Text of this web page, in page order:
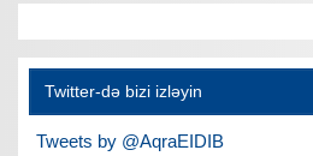
Twitter-də bizi izləyin
Tweets by @AqraEIDIB